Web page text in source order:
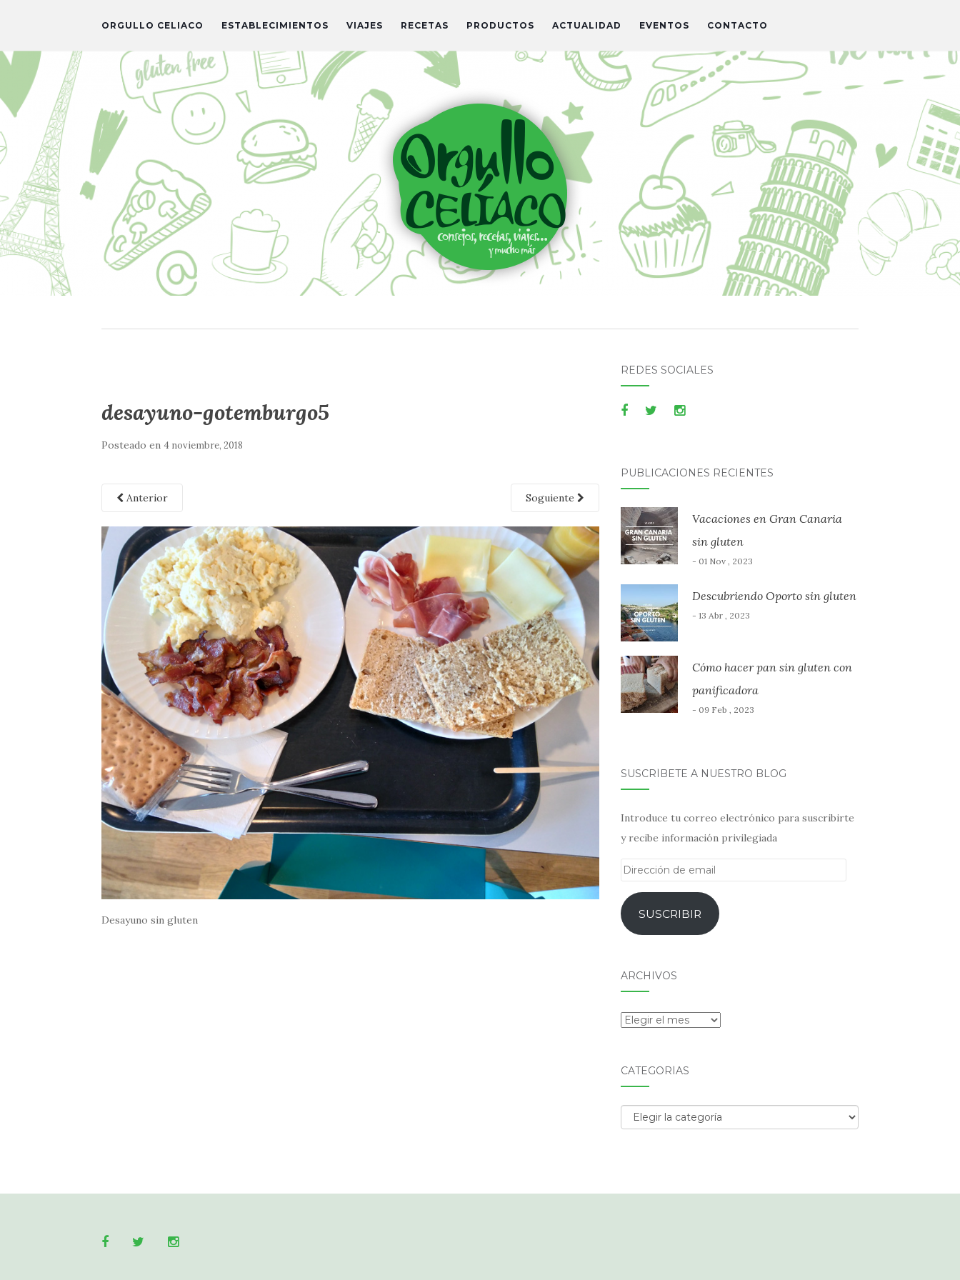
ORGULLO CELIACO ESTABLECIMIENTOS VIAJES RECETAS PRODUCTOS ACTUALIDAD EVENTOS CONTACTO
desayuno-gotemburgo5
Posteado en 4 noviembre, 2018
Anterior Soguiente
Desayuno sin gluten
REDES SOCIALES
PUBLICACIONES RECIENTES
Vacaciones en Gran Canaria
sin gluten
- 01 Nov , 2023
Descubriendo Oporto sin gluten
- 13 Abr , 2023
Cómo hacer pan sin gluten con
panificadora
- 09 Feb , 2023
SUSCRÍBETE A NUESTRO BLOG
Introduce tu correo electrónico para suscribirte
y recibe información privilegiada
Dirección
emailSUSCRIBIR
ARCHIVOS
Archivos
CATEGORÍAS
Categorías